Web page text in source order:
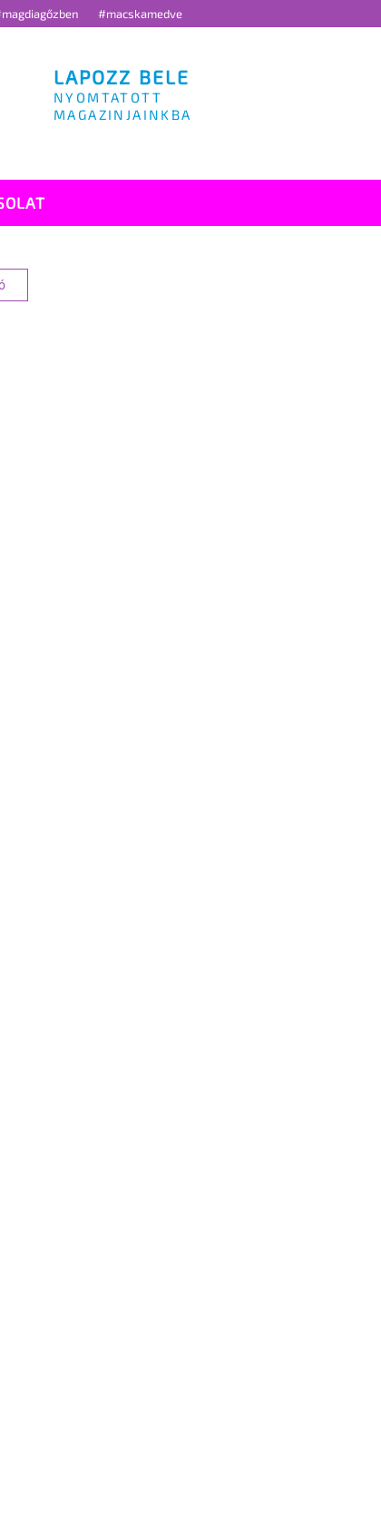
#macskamedve
LAPOZZ BELE
NYOMTATOTT
MAGAZINJAINKBA